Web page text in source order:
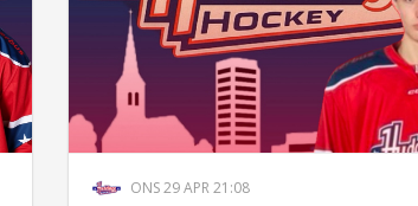
ONS 29 APR 21:08